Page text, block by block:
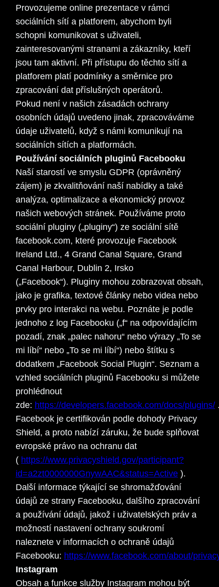
Provozujeme online prezentace v rámci
sociálních sítí a platforem, abychom byli
schopni komunikovat s uživateli,
zainteresovanými stranami a zákazníky, kteří
jsou tam aktivní. Při přístupu do těchto sítí a
platforem platí podmínky a směrnice pro
zpracování dat příslušných operátorů.
Pokud není v našich zásadách ochrany
osobních údajů uvedeno jinak, zpracováváme
údaje uživatelů, když s námi komunikují na
sociálních sítích a platformách.
Používání sociálních pluginů Facebooku
Naší starostí ve smyslu GDPR (oprávněný
zájem) je zkvalitňování naší nabídky a také
analýza, optimalizace a ekonomický provoz
našich webových stránek. Používáme proto
sociální pluginy („pluginy“) ze sociální sítě
facebook.com, které provozuje Facebook
Ireland Ltd., 4 Grand Canal Square, Grand
Canal Harbour, Dublin 2, Irsko
(„Facebook“). Pluginy mohou zobrazovat obsah,
jako je grafika, textové články nebo videa nebo
prvky pro interakci na webu. Poznáte je podle
jednoho z log Facebooku („f“ na odpovídajícím
pozadí, znak „palec nahoru“ nebo výrazy „To se
mi líbí“ nebo „To se mi líbí“) nebo štítku s
dodatkem „Facebook Social Plugin“. Seznam a
vzhled sociálních pluginů Facebooku si můžete
prohlédnout
zde: https://developers.facebook.com/docs/plugins/
Facebook je certifikován podle dohody Privacy
Shield, a proto nabízí záruku, že bude splňovat
evropské právo na ochranu dat
( https://www.privacyshield.gov/participant?
id=a2zt0000000GnywAAC&status=Active ).
Další informace týkající se shromažďování
údajů ze strany Facebooku, dalšího zpracování
a používání údajů, jakož i uživatelských práv a
možností nastavení ochrany soukromí
naleznete v informacích o ochraně údajů
Facebooku: https://www.facebook.com/about/
Instagram
Obsah a funkce služby Instagram mohou být